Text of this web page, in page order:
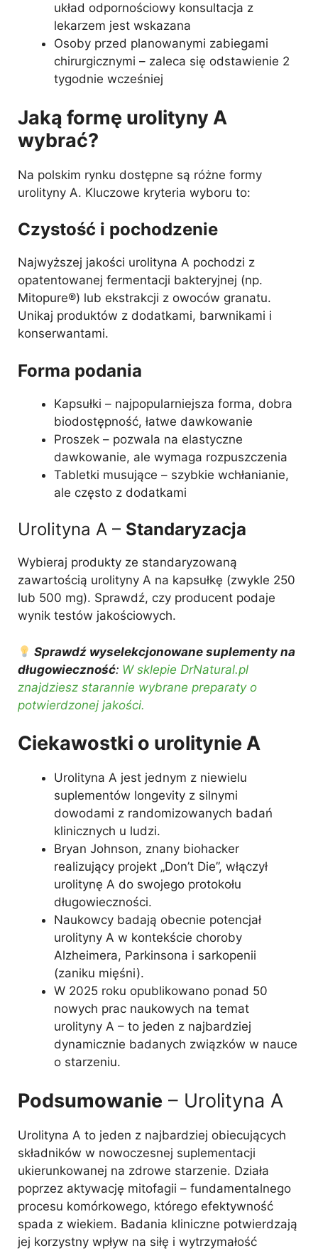
układ odpornościowy konsultacja z
lekarzem jest wskazana
Osoby przed planowanymi zabiegami
chirurgicznymi – zaleca się odstawienie 2
tygodnie wcześniej
Jaką formę urolityny A
wybrać?
Na polskim rynku dostępne są różne formy
urolityny A. Kluczowe kryteria wyboru to:
Czystość i pochodzenie
Najwyższej jakości urolityna A pochodzi z
opatentowanej fermentacji bakteryjnej (np.
Mitopure®) lub ekstrakcji z owoców granatu.
Unikaj produktów z dodatkami, barwnikami i
konserwantami.
Forma podania
Kapsułki – najpopularniejsza forma, dobra
biodostępność, łatwe dawkowanie
Proszek – pozwala na elastyczne
dawkowanie, ale wymaga rozpuszczenia
Tabletki musujące – szybkie wchłanianie,
ale często z dodatkami
Urolityna A – Standaryzacja
Wybieraj produkty ze standaryzowaną
zawartością urolityny A na kapsułkę (zwykle 250
lub 500 mg). Sprawdź, czy producent podaje
wynik testów jakościowych.
Sprawdź wyselekcjonowane suplementy na
długowieczność: W sklepie DrNatural.pl
znajdziesz starannie wybrane preparaty o
potwierdzonej jakości.
Ciekawostki o urolitynie A
Urolityna A jest jednym z niewielu
suplementów longevity z silnymi
dowodami z randomizowanych badań
klinicznych u ludzi.
Bryan Johnson, znany biohacker
realizujący projekt „Don’t Die”, włączył
urolitynę A do swojego protokołu
długowieczności.
Naukowcy badają obecnie potencjał
urolityny A w kontekście choroby
Alzheimera, Parkinsona i sarkopenii
(zaniku mięśni).
W 2025 roku opublikowano ponad 50
nowych prac naukowych na temat
urolityny A – to jeden z najbardziej
dynamicznie badanych związków w nauce
o starzeniu.
Podsumowanie – Urolityna A
Urolityna A to jeden z najbardziej obiecujących
składników w nowoczesnej suplementacji
ukierunkowanej na zdrowe starzenie. Działa
poprzez aktywację mitofagii – fundamentalnego
procesu komórkowego, którego efektywność
spada z wiekiem. Badania kliniczne potwierdzają
jej korzystny wpływ na siłę i wytrzymałość